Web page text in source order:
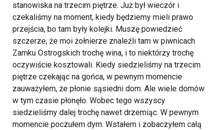
stanowiska na trzecim piętrze. Już był wieczór i
czekaliśmy na moment, kiedy będziemy mieli prawo
przejścia, bo tam były kolejki. Muszę powiedzieć
szczerze, że moi żołnierze znaleźli tam w piwnicach
Zamku Ostrogskich trochę wina, i to niektórzy trochę
oczywiście kosztowali. Kiedy siedzieliśmy na trzecim
piętrze czekając na gońca, w pewnym momencie
zauważyłem, że płonie sąsiedni dom. Ale wiele domów
w tym czasie płonęło. Wobec tego wszyscy
siedzieliśmy dalej trochę nawet drzemiąc. W pewnym
momencie poczułem dym. Wstałem i zobaczyłem całą